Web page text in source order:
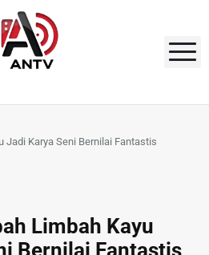
Jadi Karya Seni Bernilai Fantastis
Limbah Kayu